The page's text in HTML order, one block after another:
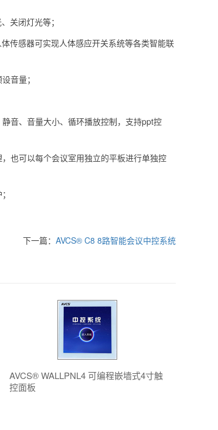
关闭灯光等；
传感器可实现人体感应开关系统等各类智能联
音量；
音、音量大小、循环播放控制，支持ppt控
也可以每个会议室用独立的平板进行单独控
下一篇： AVCS® C8 8路智能会议中控系统
AVCS® WALLPNL4 可编程嵌墙式4寸触
控面板